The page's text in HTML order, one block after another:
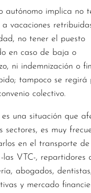
autónomo implica no
a vacaciones
no tener el puesto
en caso de baja o
ni indemnización o
tampoco se regirá
colectivo.
es una situación que
sectores, es muy
en el transporte de
las VTC-, repartidores
abogados,
y mercado